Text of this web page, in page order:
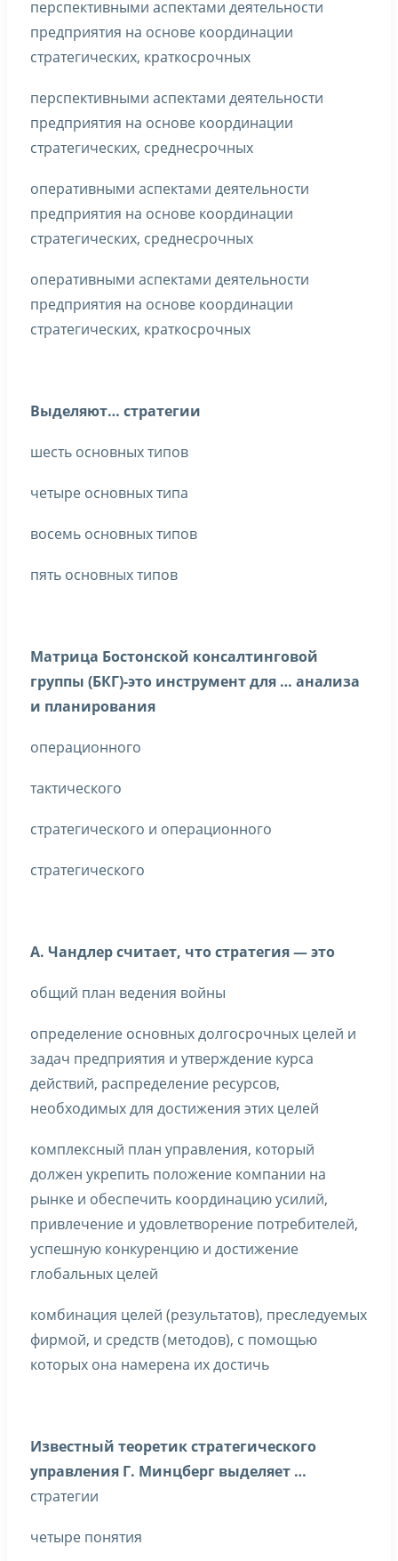
перспективными аспектами деятельности
предприятия на основе координации
стратегических, краткосрочных
перспективными аспектами деятельности
предприятия на основе координации
стратегических, среднесрочных
оперативными аспектами деятельности
предприятия на основе координации
стратегических, среднесрочных
оперативными аспектами деятельности
предприятия на основе координации
стратегических, краткосрочных
Выделяют… стратегии
шесть основных типов
четыре основных типа
восемь основных типов
пять основных типов
Матрица Бостонской консалтинговой
группы (БКГ)-это инструмент для … анализа
и планирования
операционного
тактического
стратегического и операционного
стратегического
А. Чандлер считает, что стратегия — это
общий план ведения войны
определение основных долгосрочных целей и
задач предприятия и утверждение курса
действий, распределение ресурсов,
необходимых для достижения этих целей
комплексный план управления, который
должен укрепить положение компании на
рынке и обеспечить координацию усилий,
привлечение и удовлетворение потребителей,
успешную конкуренцию и достижение
глобальных целей
комбинация целей (результатов), преследуемых
фирмой, и средств (методов), с помощью
которых она намерена их достичь
Известный теоретик стратегического
управления Г. Минцберг выделяет …
стратегии
четыре понятия